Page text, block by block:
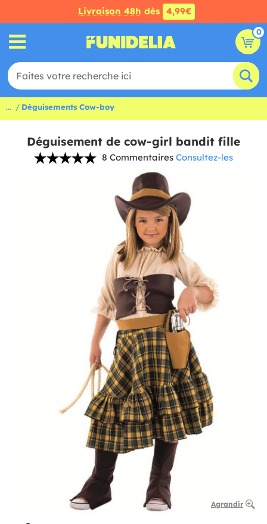
Livraison 48h dès 4,99€
0
... Déguisements Cow-boy
Déguisement de cow-girl bandit fille
8 Commentaires Consultez-les
Agrandir